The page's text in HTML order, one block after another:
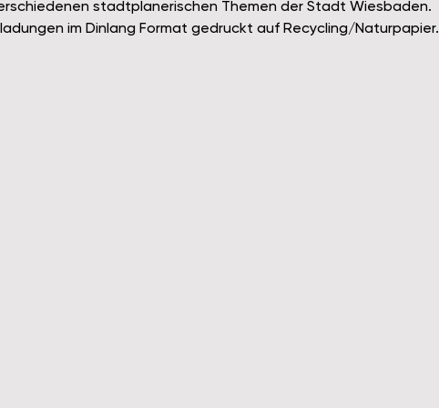
stadtplanerischen Themen der Stadt Wiesbaden.
im Dinlang Format gedruckt auf Recycling/Naturpapier.